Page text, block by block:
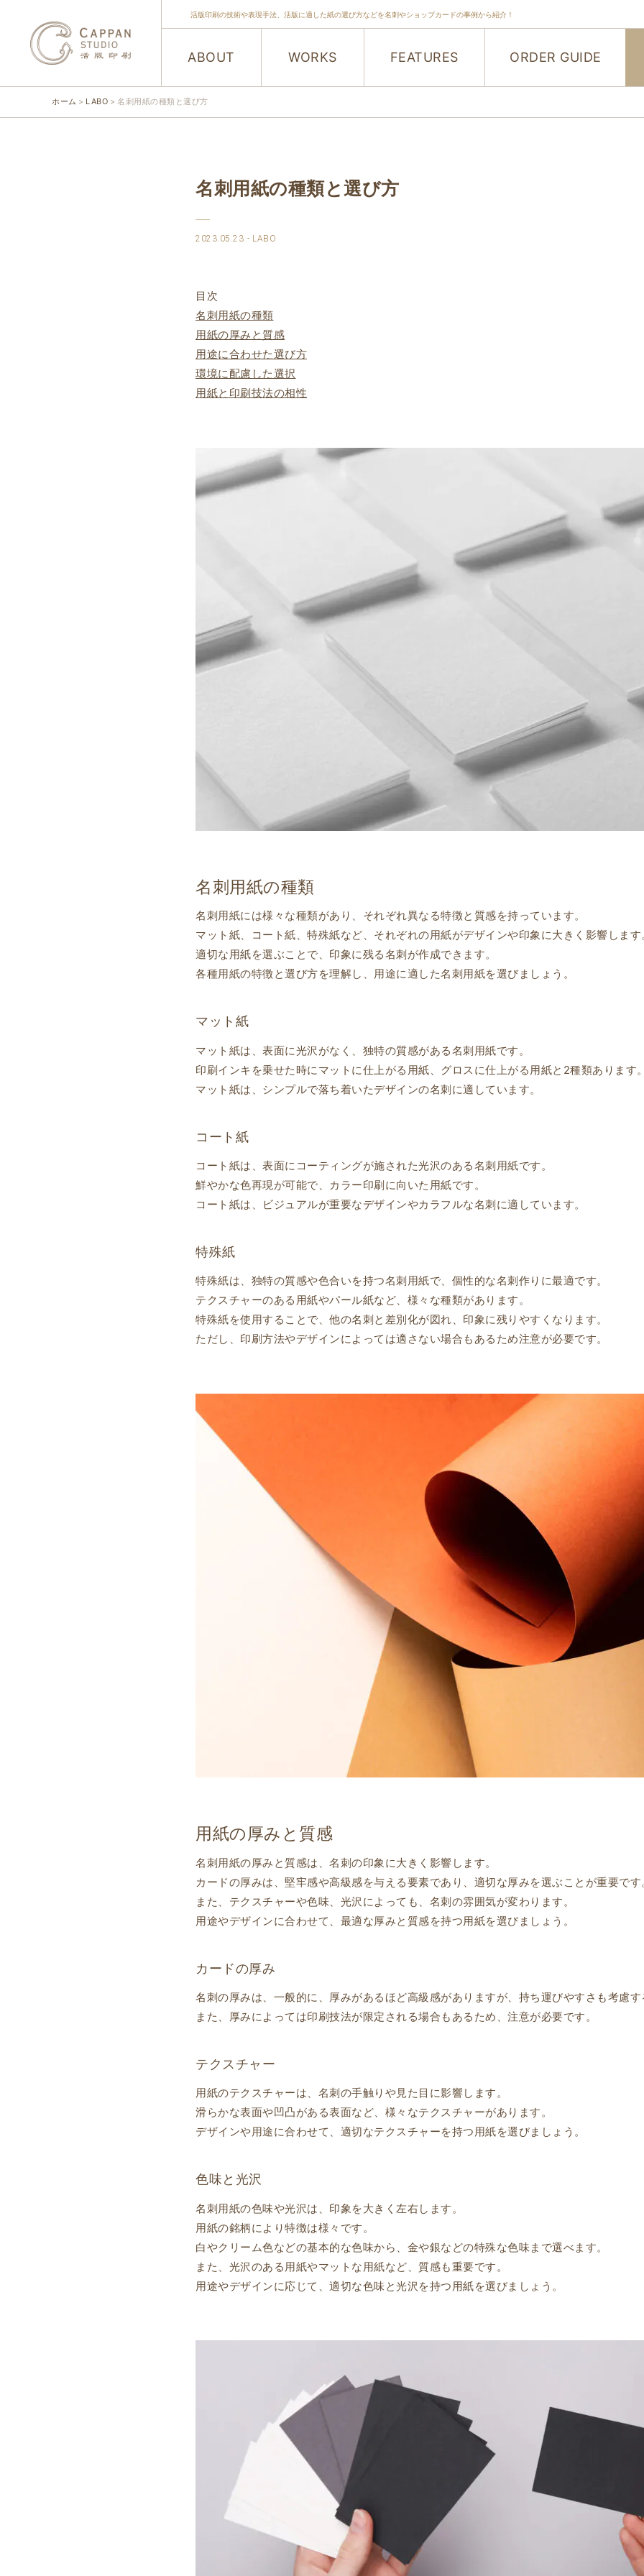
活版印刷の技術や表現手法、活版に適した紙の選び方などを名刺やショップカードの事例から紹介！
ABOUT WORKS FEATURES ORDER GUIDE
ホーム LABO 名刺用紙の種類と選び方
名刺用紙の種類と選び方
2023.05.23 LABO
目次
名刺用紙の種類
用紙の厚みと質感
用途に合わせた選び方
環境に配慮した選択
用紙と印刷技法の相性
名刺用紙の種類
名刺用紙には様々な種類があり、それぞれ異なる特徴と質感を持っています。
マット紙、コート紙、特殊紙など、それぞれの用紙がデザインや印象に大きく影響します
適切な用紙を選ぶことで、印象に残る名刺が作成できます。
各種用紙の特徴と選び方を理解し、用途に適した名刺用紙を選びましょう。
マット紙
マット紙は、表面に光沢がなく、独特の質感がある名刺用紙です。
印刷インキを乗せた時にマットに仕上がる用紙、グロスに仕上がる用紙と2種類あります
マット紙は、シンプルで落ち着いたデザインの名刺に適しています。
コート紙
コート紙は、表面にコーティングが施された光沢のある名刺用紙です。
鮮やかな色再現が可能で、カラー印刷に向いた用紙です。
コート紙は、ビジュアルが重要なデザインやカラフルな名刺に適しています。
特殊紙
特殊紙は、独特の質感や色合いを持つ名刺用紙で、個性的な名刺作りに最適です。
テクスチャーのある用紙やパール紙など、様々な種類があります。
特殊紙を使用することで、他の名刺と差別化が図れ、印象に残りやすくなります。
ただし、印刷方法やデザインによっては適さない場合もあるため注意が必要です。
用紙の厚みと質感
名刺用紙の厚みと質感は、名刺の印象に大きく影響します。
カードの厚みは、堅牢感や高級感を与える要素であり、適切な厚みを選ぶことが重要です
また、テクスチャーや色味、光沢によっても、名刺の雰囲気が変わります。
用途やデザインに合わせて、最適な厚みと質感を持つ用紙を選びましょう。
カードの厚み
名刺の厚みは、一般的に、厚みがあるほど高級感がありますが、持ち運びやすさも考慮
また、厚みによっては印刷技法が限定される場合もあるため、注意が必要です。
テクスチャー
用紙のテクスチャーは、名刺の手触りや見た目に影響します。
滑らかな表面や凹凸がある表面など、様々なテクスチャーがあります。
デザインや用途に合わせて、適切なテクスチャーを持つ用紙を選びましょう。
色味と光沢
名刺用紙の色味や光沢は、印象を大きく左右します。
用紙の銘柄により特徴は様々です。
白やクリーム色などの基本的な色味から、金や銀などの特殊な色味まで選べます。
また、光沢のある用紙やマットな用紙など、質感も重要です。
用途やデザインに応じて、適切な色味と光沢を持つ用紙を選びましょう。